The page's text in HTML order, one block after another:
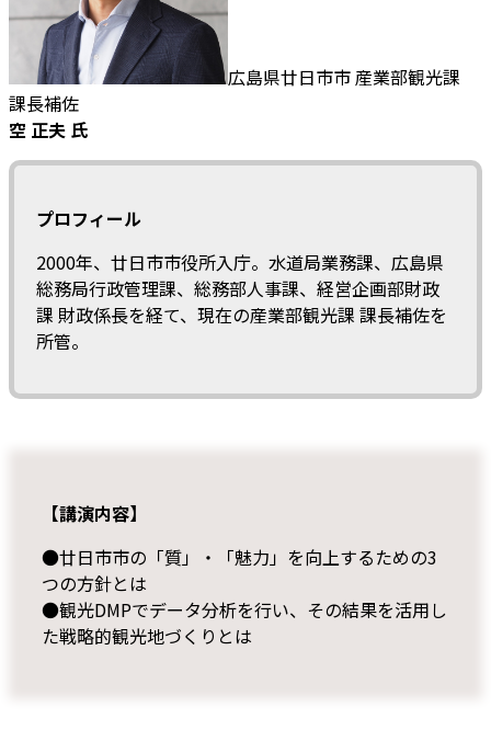
広島県廿日市市 産業部観光課
課長補佐
空 正夫 氏
プロフィール
2000年、廿日市市役所入庁。水道局業務課、広島県
総務局行政管理課、総務部人事課、経営企画部財政
課 財政係長を経て、現在の産業部観光課 課長補佐を
所管。
【講演内容】
●廿日市市の「質」・「魅力」を向上するための3
つの方針とは
●観光DMPでデータ分析を行い、その結果を活用し
た戦略的観光地づくりとは